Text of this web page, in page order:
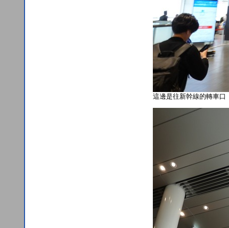
這邊是往新幹線的轉車口